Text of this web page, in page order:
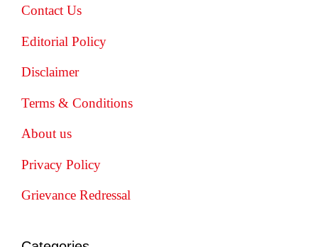
Contact Us
Editorial Policy
Disclaimer
Terms & Conditions
About us
Privacy Policy
Grievance Redressal